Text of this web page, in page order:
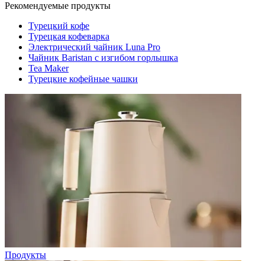
Рекомендуемые продукты
Турецкий кофе
Турецкая кофеварка
Электрический чайник Luna Pro
Чайник Baristan с изгибом горлышка
Tea Maker
Турецкие кофейные чашки
Продукты